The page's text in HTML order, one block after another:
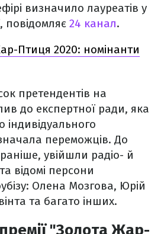
визначило лауреатів у
повідомляє 24 канал.
Птиця 2020: номінанти
претендентів на
до експертної ради, яка
індивідуального
переможців. До
раніше, увійшли радіо- й
відомі персони
Олена Мозгова, Юрій
та багато інших.
"Золота Жар-